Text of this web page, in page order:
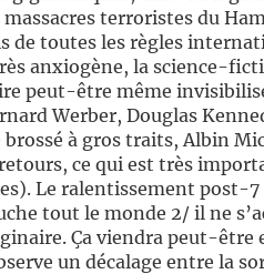
terroristes du
de toutes les règles
anxiogène, la science-
peut-être même
Werber, Douglas
brossé à gros traits, Albin
ce qui est très
Le ralentissement post-
tout le monde 2/ il ne
Ça viendra peut-être
un décalage entre la